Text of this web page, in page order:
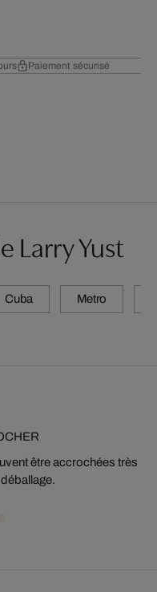
Paiement sécurisé
Larry Yust
Cuba Metro
être accrochées très